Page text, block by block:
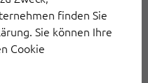
finden Sie
Sie können Ihre
Cookie